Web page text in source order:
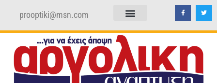
prooptiki@msn.com